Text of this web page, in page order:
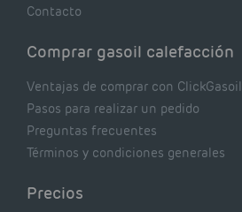
Contacto
Comprar gasoil calefacción
Ventajas de comprar con ClickGasoil
Pasos para realizar un pedido
Preguntas frecuentes
Términos y condiciones generales
Precios